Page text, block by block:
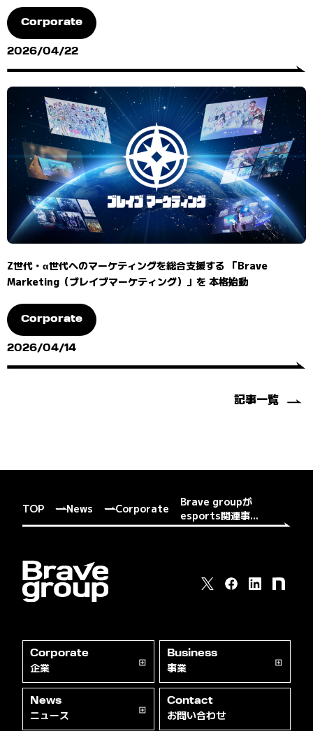
Corporate
2026/04/22
Z世代・α世代へのマーケティングを総合支援する 「Brave
Marketing（ブレイブマーケティング）」を 本格始動
Corporate
2026/04/14
記事一覧
TOP News Corporate
Brave groupが
esports関連事...
Corporate
企業
Business
事業
News
ニュース
Contact
お問い合わせ